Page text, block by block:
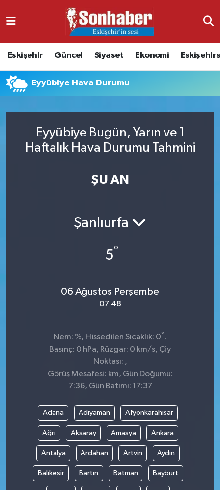
Eskişehir Güncel Siyaset Ekonomi
Eyyübiye Hava Durumu
Eyyübiye Bugün, Yarın ve 1
Haftalık Hava Durumu Tahmini
ŞU AN
Şanlıurfa
5°
06 Ağustos Perşembe
07:48
Nem: %, Hissedilen Sıcaklık: 0° ,
Basınç: 0 hPa, Rüzgar: 0 km/s, Çiy
Noktası: ,
Görüş Mesafesi: km, Gün Doğumu:
7:36, Gün Batımı: 17:37
Adana Adıyaman Afyonkarahisar
Ağrı Aksaray Amasya Ankara
Antalya Ardahan Artvin Aydın
Balıkesir Bartın Batman Bayburt
Ekonomi
Güncel
Kültür & Sanat
Nöbetçi Eczaneler
Namaz Vakitleri
Trafik Durumu
Süper Lig Puan Durumu ve Fikstür
Son Dakika Haberleri